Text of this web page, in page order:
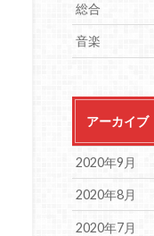
総合
音楽
アーカイブ
2020年9月
2020年8月
2020年7月